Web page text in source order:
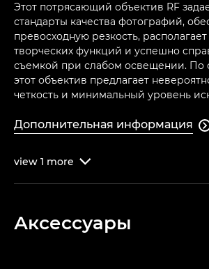
Этот потрясающий объектив RF
стандарты качества фотографий,
превосходную резкость,
творческих функций и успешно
съемкой при слабом освещении. По
этот объектив предлагает
четкость и минимальный уровень
Дополнительная информация 
view 1 more 
Аксессуары